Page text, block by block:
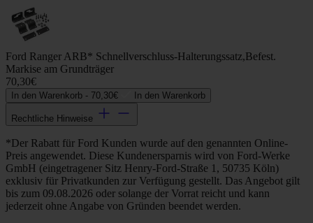
Ford Ranger ARB* Schnellverschluss-Halterungssatz,Befest.
Markise am Grundträger
70,30€
In den Warenkorb - 70,30€ In den Warenkorb
Rechtliche Hinweise
*Der Rabatt für Ford Kunden wurde auf den genannten Online-
Preis angewendet. Diese Kundenersparnis wird von Ford-Werke
GmbH (eingetragener Sitz Henry-Ford-Straße 1, 50735 Köln)
exklusiv für Privatkunden zur Verfügung gestellt. Das Angebot gilt
bis zum 09.08.2026 oder solange der Vorrat reicht und kann
jederzeit ohne Angabe von Gründen beendet werden.